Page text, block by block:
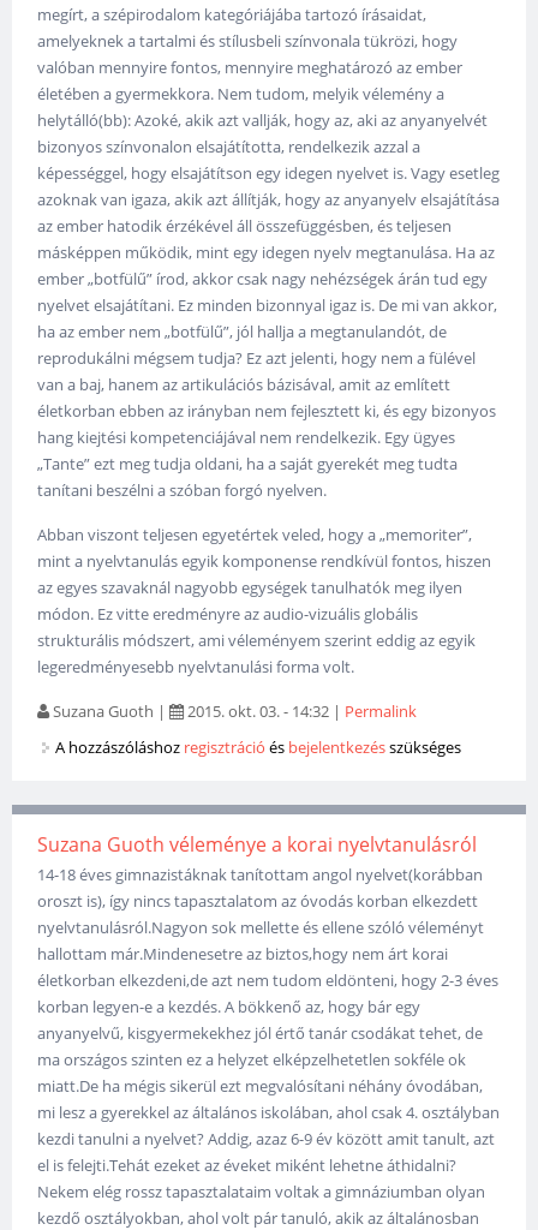
megírt, a szépirodalom kategóriájába tartozó írásaidat,
amelyeknek a tartalmi és stílusbeli színvonala tükrözi, hogy
valóban mennyire fontos, mennyire meghatározó az ember
életében a gyermekkora. Nem tudom, melyik vélemény a
helytálló(bb): Azoké, akik azt vallják, hogy az, aki az anyanyelvét
bizonyos színvonalon elsajátította, rendelkezik azzal a
képességgel, hogy elsajátítson egy idegen nyelvet is. Vagy esetleg
azoknak van igaza, akik azt állítják, hogy az anyanyelv elsajátítása
az ember hatodik érzékével áll összefüggésben, és teljesen
másképpen működik, mint egy idegen nyelv megtanulása. Ha az
ember „botfülű” írod, akkor csak nagy nehézségek árán tud egy
nyelvet elsajátítani. Ez minden bizonnyal igaz is. De mi van akkor,
ha az ember nem „botfülű”, jól hallja a megtanulandót, de
reprodukálni mégsem tudja? Ez azt jelenti, hogy nem a fülével
van a baj, hanem az artikulációs bázisával, amit az említett
életkorban ebben az irányban nem fejlesztett ki, és egy bizonyos
hang kiejtési kompetenciájával nem rendelkezik. Egy ügyes
„Tante” ezt meg tudja oldani, ha a saját gyerekét meg tudta
tanítani beszélni a szóban forgó nyelven.
Abban viszont teljesen egyetértek veled, hogy a „memoriter”,
mint a nyelvtanulás egyik komponense rendkívül fontos, hiszen
az egyes szavaknál nagyobb egységek tanulhatók meg ilyen
módon. Ez vitte eredményre az audio-vizuális globális
strukturális módszert, ami véleményem szerint eddig az egyik
legeredményesebb nyelvtanulási forma volt.
Suzana Guoth | 2015. okt. 03. - 14:32 | Permalink
A hozzászóláshoz regisztráció és bejelentkezésszükséges
Suzana Guoth véleménye a korai nyelvtanulásról
14-18 éves gimnazistáknak tanítottam angol nyelvet(korábban
oroszt is), így nincs tapasztalatom az óvodás korban elkezdett
nyelvtanulásról.Nagyon sok mellette és ellene szóló véleményt
hallottam már.Mindenesetre az biztos,hogy nem árt korai
életkorban elkezdeni,de azt nem tudom eldönteni, hogy 2-3 éves
korban legyen-e a kezdés. A bökkenő az, hogy bár egy
anyanyelvű, kisgyermekekhez jól értő tanár csodákat tehet, de
ma országos szinten ez a helyzet elképzelhetetlen sokféle ok
miatt.De ha mégis sikerül ezt megvalósítani néhány óvodában,
mi lesz a gyerekkel az általános iskolában, ahol csak 4. osztályban
kezdi tanulni a nyelvet? Addig, azaz 6-9 év között amit tanult, azt
el is felejti.Tehát ezeket az éveket miként lehetne áthidalni?
Nekem elég rossz tapasztalataim voltak a gimnáziumban olyan
kezdő osztályokban, ahol volt pár tanuló, akik az általánosban